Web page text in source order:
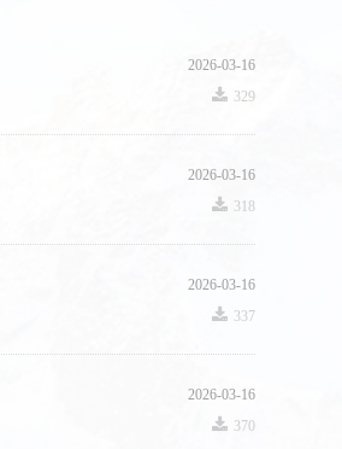
2026-03-16
끂 329
2026-03-16
끂 318
2026-03-16
끂 337
2026-03-16
끂 370